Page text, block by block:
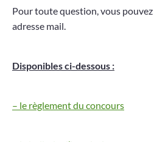
Pour toute question, vous
adresse mail.
Disponibles ci-dessous :
– le règlement du concours